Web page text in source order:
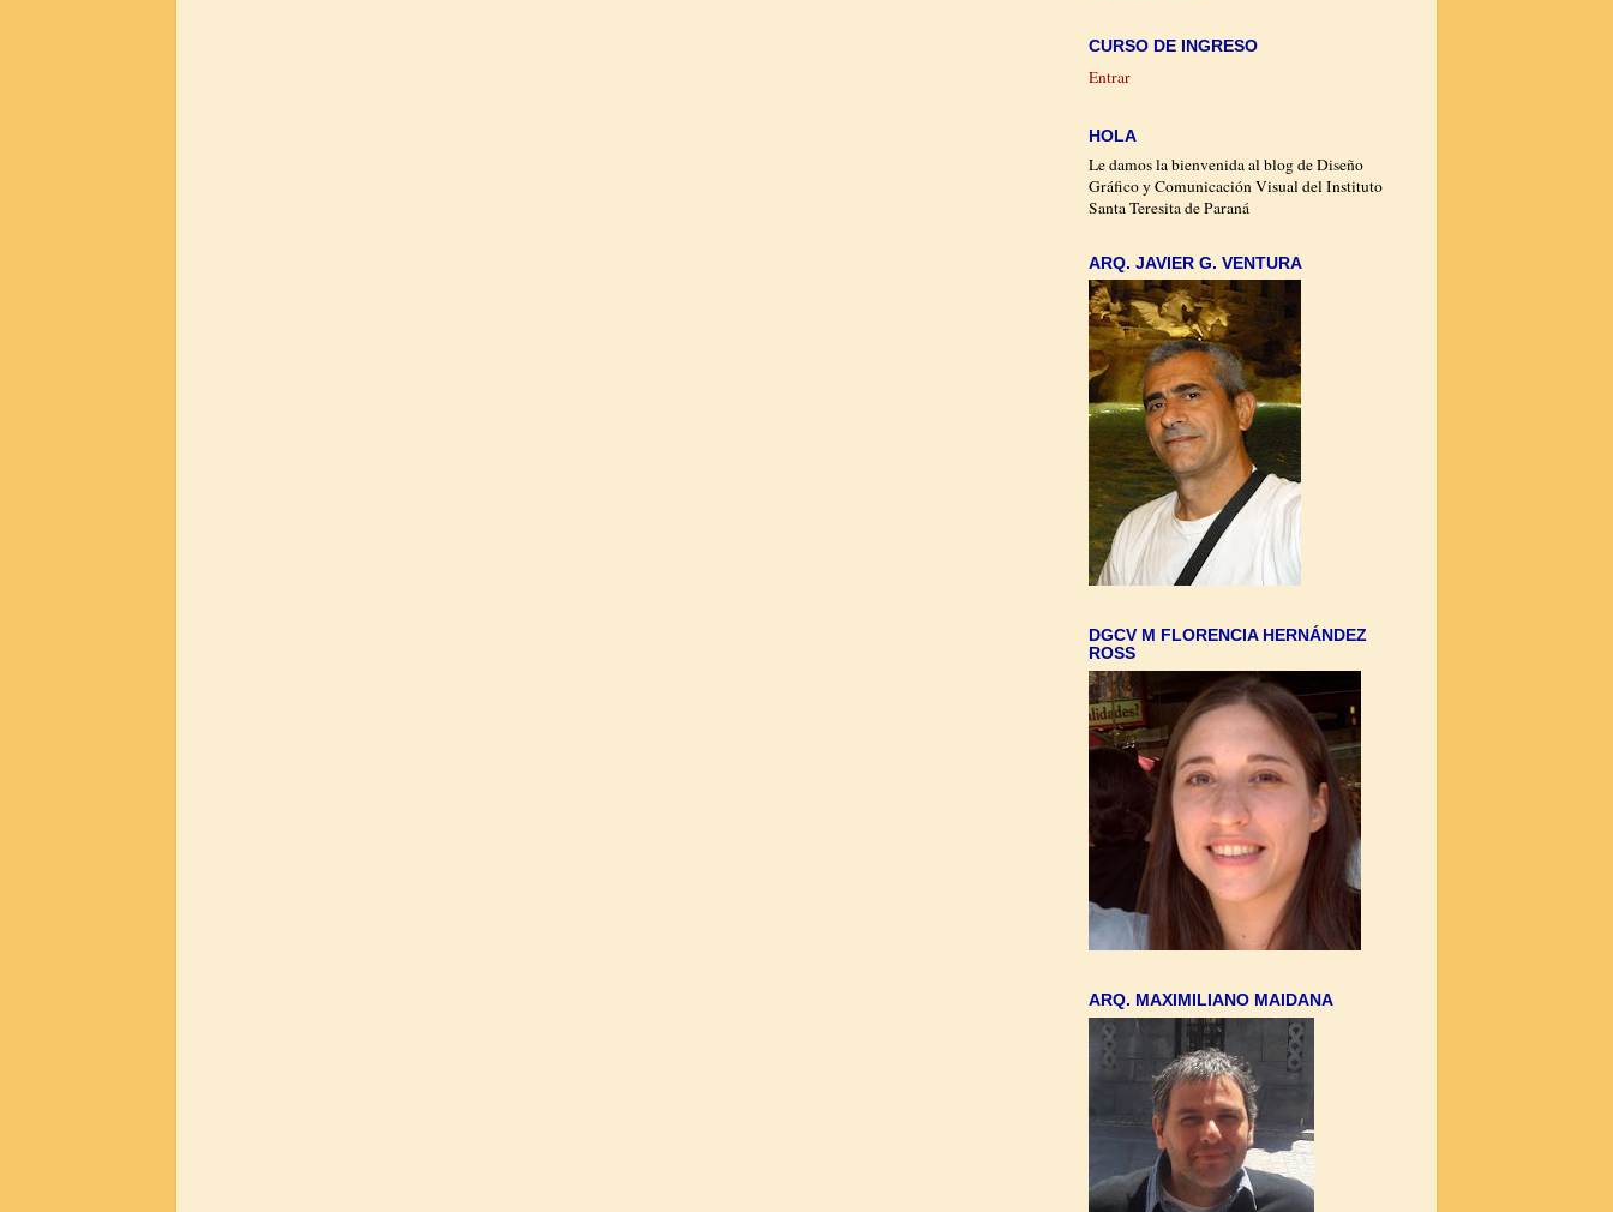
CURSO DE INGRESO
Entrar
HOLA
Le damos la bienvenida al blog de Diseño
Gráfico y Comunicación Visual del Instituto
Santa Teresita de Paraná
ARQ. JAVIER G. VENTURA
DGCV M FLORENCIA HERNÁNDEZ
ROSS
ARQ. MAXIMILIANO MAIDANA